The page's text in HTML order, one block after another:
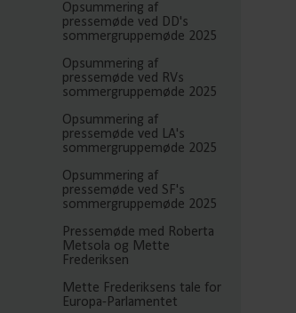
Opsummering af
pressemøde ved DD's
sommergruppemøde 2025
Opsummering af
pressemøde ved RVs
sommergruppemøde 2025
Opsummering af
pressemøde ved LA's
sommergruppemøde 2025
Opsummering af
pressemøde ved SF's
sommergruppemøde 2025
Pressemøde med Roberta
Metsola og Mette
Frederiksen
Mette Frederiksens tale for
Europa-Parlamentet